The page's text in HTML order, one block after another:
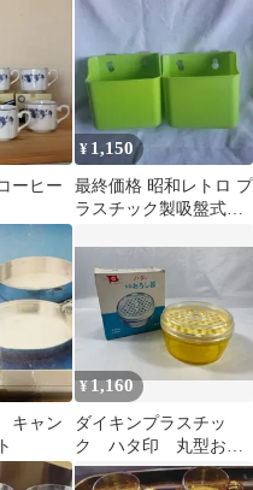
ーヒー
¥ 1,150
最終価格 昭和レトロ プ
ラスチック製吸盤式容
キャン
¥1,160
ダイキンプラスチッ
ク ハタ印 丸型おろ
し器 No.121 おろし